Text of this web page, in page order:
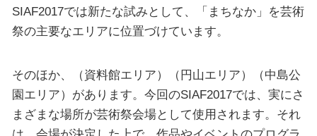
SIAF2017では新たな試みとして、「まちなか」を芸術
祭の主要なエリアに位置づけています。
そのほか、（資料館エリア）（円山エリア）（中島公
園エリア）があります。今回のSIAF2017では、実にさ
まざまな場所が芸術祭会場として使用されます。それ